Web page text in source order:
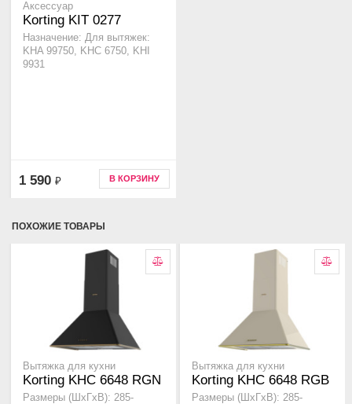
Аксессуар
Korting KIT 0277
Назначение: Для вытяжек:
KHA 99750, KHC 6750, KHI
9931
1 590 ₽ В КОРЗИНУ
ПОХОЖИЕ ТОВАРЫ
Вытяжка для кухни
Korting KHC 6648 RGN
Размеры (ШхГхВ): 285-
Вытяжка для кухни
Korting KHC 6648 RGB
Размеры (ШхГхВ): 285-